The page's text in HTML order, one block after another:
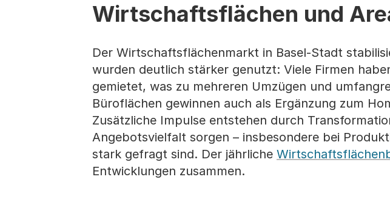
Wirtschaftsflächen und
Der Wirtschaftsflächenmarkt in Basel-Stadt
wurden deutlich stärker genutzt: Viele Firmen
gemietet, was zu mehreren Umzügen und
Büroflächen gewinnen auch als Ergänzung zum
Zusätzliche Impulse entstehen durch
Angebotsvielfalt sorgen – insbesondere bei
stark gefragt sind. Der jährliche
Entwicklungen zusammen.